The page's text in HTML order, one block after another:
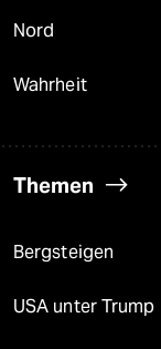
Nord
Wahrheit
Themen
Bergsteigen
USA unter Trump